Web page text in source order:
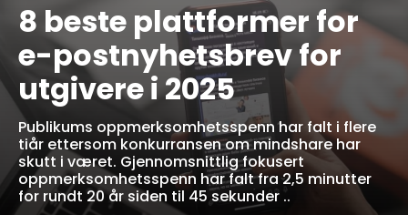
8 beste plattformer for
e-postnyhetsbrev for
utgivere i 2025
Publikums oppmerksomhetsspenn har falt i flere
tiår ettersom konkurransen om mindshare har
skutt i været. Gjennomsnittlig fokusert
oppmerksomhetsspenn har falt fra 2,5 minutter
for rundt 20 år siden til 45 sekunder ..